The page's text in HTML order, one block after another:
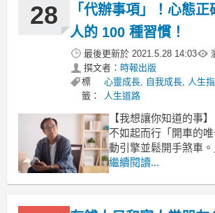
28
「代辦事項」！心態
人的 100 種習慣！
最後更新於 2021.5.28 14:03
撰文者： 時報出版
標
籤：
心靈成長, 自我成長, 人生
人生道路
【我想讓你知道的事】
不如起而行「開車的
動引擎並鬆開手煞車
時間，推遲愈久就愈難
錢很容易、很有趣，
繼續閱讀...